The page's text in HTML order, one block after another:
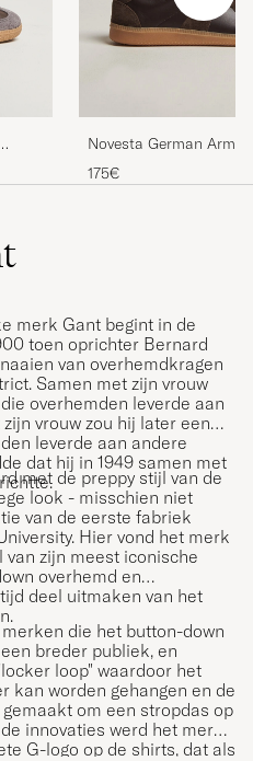
Novesta German Army
Dark Brown
175€
merk Gant begint in de
toen oprichter Bernard
van overhemdkragen
Samen met zijn vrouw
overhemden leverde aan
vrouw zou hij later een
leverde aan andere
dat hij in 1949 samen met
met de preppy stijl van de
look - misschien niet
van de eerste fabriek
Hier vond het merk
zijn meest iconische
overhemd en
deel uitmaken van het
die het button-down
breder publiek, en
loop" waardoor het
kan worden gehangen en de
om een stropdas op
innovaties werd het merk
G-logo op de shirts, dat als